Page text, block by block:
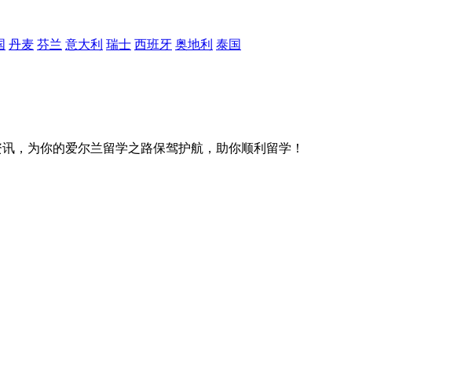
丹麦 芬兰 意大利 瑞士 西班牙 奥地利 泰国
，为你的爱尔兰留学之路保驾护航，助你顺利留学！